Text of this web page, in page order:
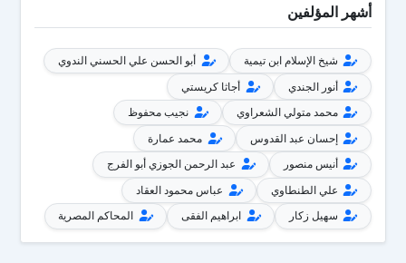
أشهر المؤلفين
شيخ الإسلام ابن تيمية
أبو الحسن علي الحسني الندوي
أنور الجندي
أجاثا كريستي
محمد متولي الشعراوي
نجيب محفوظ
إحسان عبد القدوس
محمد عمارة
أنيس منصور
عبد الرحمن الجوزي أبو الفرج
علي الطنطاوي
عباس محمود العقاد
سهيل زكار
ابراهيم الفقى المحاكم المصرية